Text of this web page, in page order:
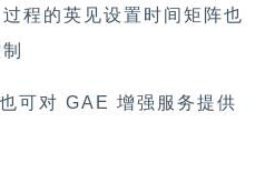
程的英见设置时间矩阵也
可对 GAE 增强服务提供